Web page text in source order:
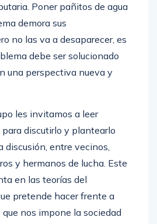
Poner pañitos de agua
demora sus
no las va a desaparecer, es
debe ser solucionado
una perspectiva nueva y
les invitamos a leer
discutirlo y plantearlo
discusión, entre vecinos,
y hermanos de lucha. Este
en las teorías del
pretende hacer frente a
nos impone la sociedad